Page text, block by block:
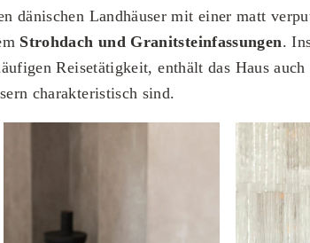
dänischen Landhäuser mit einer matt
Strohdach und Granitsteinfassungen.
Reisetätigkeit, enthält das Haus
charakteristisch sind.